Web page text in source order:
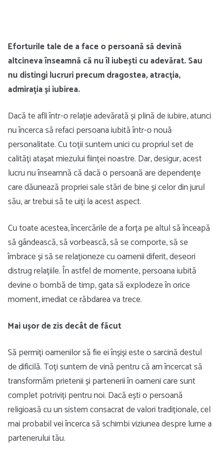
Eforturile tale de a face o persoană să devină
altcineva înseamnă că nu îl iubești cu adevărat. Sau
nu distingi lucruri precum dragostea, atracția,
admirația și iubirea.
Dacă te afli într-o relație adevărată și plină de iubire, atunci
nu încerca să refaci persoana iubită într-o nouă
personalitate. Cu toții suntem unici cu propriul set de
calități atașat miezului ființei noastre. Dar, desigur, acest
lucru nu înseamnă că dacă o persoană are dependențe
care dăunează propriei sale stări de bine și celor din jurul
său, ar trebui să te uiți la acest aspect.
Cu toate acestea, încercările de a forța pe altul să înceapă
să gândească, să vorbească, să se comporte, să se
îmbrace și să se relaționeze cu oamenii diferit, deseori
distrug relațiile. În astfel de momente, persoana iubită
devine o bombă de timp, gata să explodeze în orice
moment, imediat ce răbdarea va trece.
Mai ușor de zis decât de făcut
Să permiți oamenilor să fie ei înșiși este o sarcină destul
de dificilă. Toți suntem de vină pentru că am încercat să
transformăm prietenii și partenerii în oameni care sunt
complet potriviți pentru noi. Dacă ești o persoană
religioasă cu un sistem consacrat de valori tradiționale, cel
mai probabil vei încerca să schimbi viziunea despre lume a
partenerului tău.